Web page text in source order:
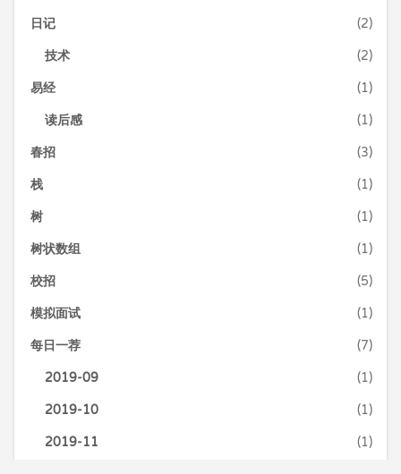
日记 (2)
技术 (2)
易经 (1)
读后感 (1)
春招 (3)
栈 (1)
树 (1)
树状数组 (1)
校招 (5)
模拟面试 (1)
每日一荐 (7)
2019-09 (1)
2019-10 (1)
2019-11 (1)